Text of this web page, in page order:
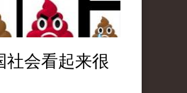
社会看起来很